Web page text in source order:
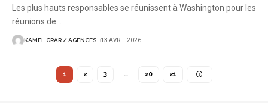
Les plus hauts responsables se réunissent à Washington pour les
réunions de
KAMEL GRAR / AGENCES 13 AVRIL 2026
1 2 3 … 20 21